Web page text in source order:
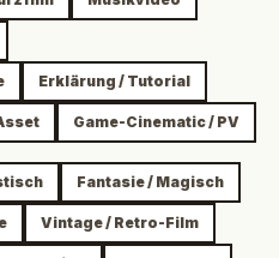
Erklärung / Tutorial
Game-Cinematic / PV
Fantasie / Magisch
Vintage / Retro-Film